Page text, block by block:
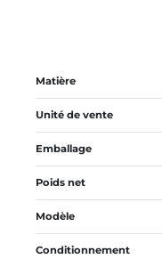
Matière
Unité de vente
Emballage
Poids net
Modèle
Conditionnement